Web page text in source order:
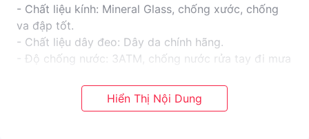
- Chất liệu kính: Mineral Glass, chống xước, chống
va đập tốt.
- Chất liệu dây đeo: Dây da chính hãng.
- Độ chống nước: 3ATM, chống nước rửa tay đi mưa
- Đường kính mặt số (mm): 24 (Nữ).
- Độ dày mặt số (mm): 7.